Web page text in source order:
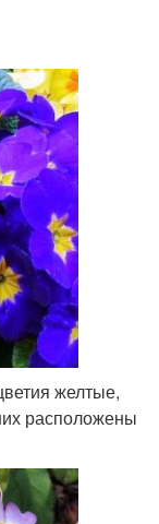
желтые,
расположены